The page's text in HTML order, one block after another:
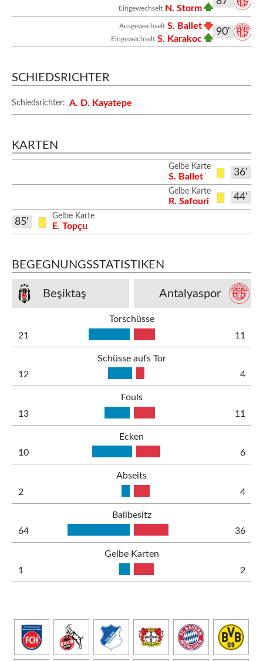
Eingewechselt N. Storm
90'
Ausgewechselt S. Ballet
Eingewechselt S. Karakoc
SCHIEDSRICHTER
Schiedsrichter: A. D. Kayatepe
KARTEN
36'
Gelbe Karte
S. Ballet
44'
Gelbe Karte
R. Safouri
Gelbe Karte
E. Topçu
85'
BEGEGNUNGSSTATISTIKEN
Beşiktaş Antalyaspor
Torschüsse
21
11
Schüsse aufs Tor
12
4
Fouls
13
11
Ecken
10
6
Abseits
2
4
Ballbesitz
64
36
Gelbe Karten
1
2